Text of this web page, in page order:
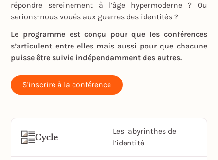
répondre sereinement à l’âge hypermoderne ? Ou
serions-nous voués aux guerres des identités ?
Le programme est conçu pour que les conférences
s’articulent entre elles mais aussi pour que chacune
puisse être suivie indépendamment des autres.
S'inscrire à la conférence
Cycle
Les labyrinthes de
l’identité